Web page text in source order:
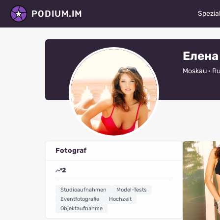
PODIUM.IM
Alle
Moskau ·
Fotograf
2
Studioaufnahmen
Model-Tests
Eventfotografie
Hochzeit
Objektaufnahme